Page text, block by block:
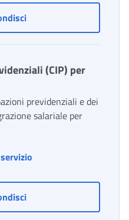
Consultazione Estratto
(CIP) per
previdenziali e dei
salariale per
Consultazione Info